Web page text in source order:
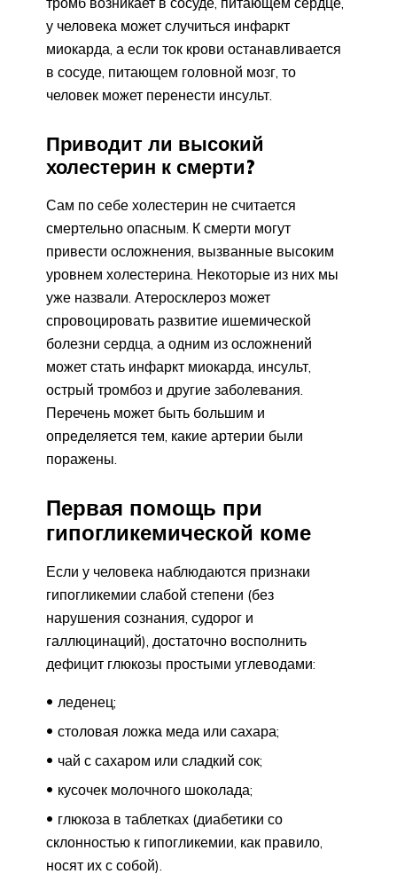
у человека может случиться инфаркт
миокарда, а если ток крови останавливается
в сосуде, питающем головной мозг, то
человек может перенести инсульт.
Приводит ли высокий
холестерин к смерти?
Сам по себе холестерин не считается
смертельно опасным. К смерти могут
привести осложнения, вызванные высоким
уровнем холестерина. Некоторые из них мы
уже назвали. Атеросклероз может
спровоцировать развитие ишемической
болезни сердца, а одним из осложнений
может стать инфаркт миокарда, инсульт,
острый тромбоз и другие заболевания.
Перечень может быть большим и
определяется тем, какие артерии были
поражены.
Первая помощь при
гипогликемической коме
Если у человека наблюдаются признаки
гипогликемии слабой степени (без
нарушения сознания, судорог и
галлюцинаций), достаточно восполнить
дефицит глюкозы простыми углеводами:
леденец;
столовая ложка меда или сахара;
чай с сахаром или сладкий сок;
кусочек молочного шоколада;
глюкоза в таблетках (диабетики со
склонностью к гипогликемии, как правило,
носят их с собой).